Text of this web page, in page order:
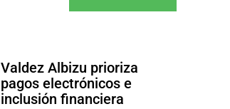
Valdez Albizu prioriza
pagos electrónicos e
inclusión financiera